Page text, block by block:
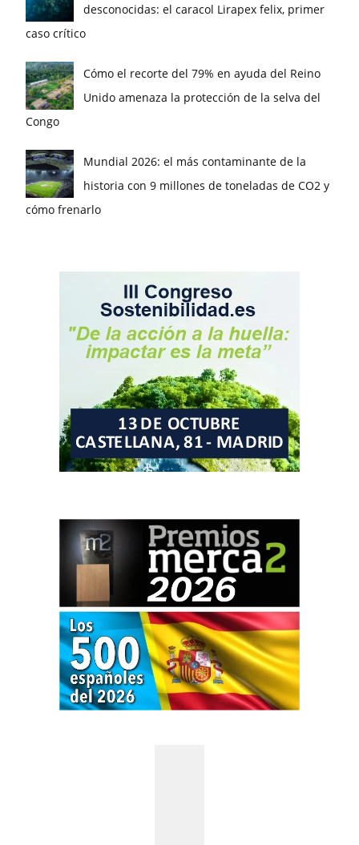
desconocidas: el caracol Lirapex felix, primer
caso crítico
Cómo el recorte del 79% en ayuda del Reino
Unido amenaza la protección de la selva del
Congo
Mundial 2026: el más contaminante de la
historia con 9 millones de toneladas de CO2 y
cómo frenarlo